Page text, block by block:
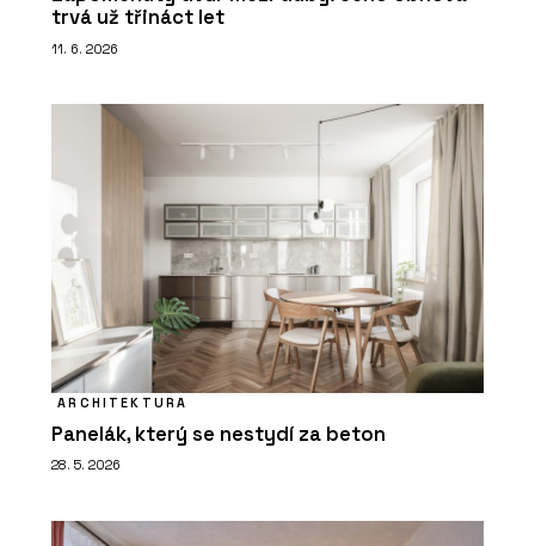
trvá už třináct let
11. 6. 2026
ARCHITEKTURA
Panelák, který se nestydí za beton
28. 5. 2026